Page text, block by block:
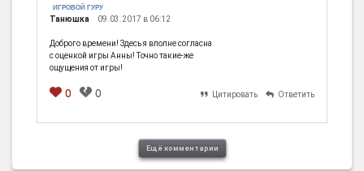
ИГРОВОЙ ГУРУ
Танюшка 09.03.2017 в 06:12
Доброго времени! Здесь я вполне согласна
с оценкой игры Анны! Точно такие-же
ощущения от игры!
0 0 Цитировать Ответить
Ещё комментарии